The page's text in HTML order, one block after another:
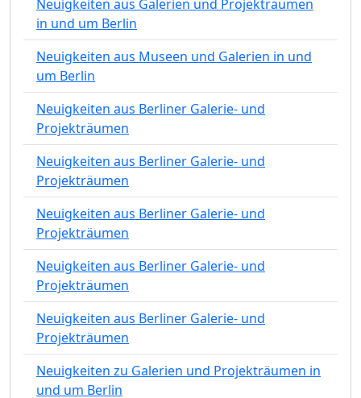
Neuigkeiten aus Galerien und Projekträumen
in und um Berlin
Neuigkeiten aus Museen und Galerien in und
um Berlin
Neuigkeiten aus Berliner Galerie- und
Projekträumen
Neuigkeiten aus Berliner Galerie- und
Projekträumen
Neuigkeiten aus Berliner Galerie- und
Projekträumen
Neuigkeiten aus Berliner Galerie- und
Projekträumen
Neuigkeiten aus Berliner Galerie- und
Projekträumen
Neuigkeiten zu Galerien und Projekträumen in
und um Berlin